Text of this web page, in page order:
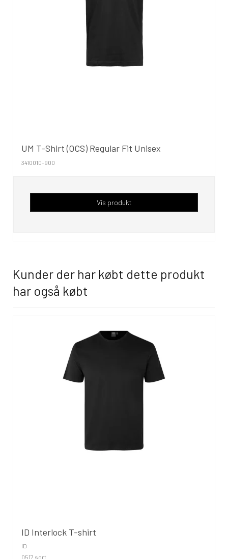
UM T-Shirt (OCS) Regular Fit Unisex
3410010-900
Vis produkt
Kunder der har købt dette produkt
har også købt
ID Interlock T-shirt
ID
0517 sort